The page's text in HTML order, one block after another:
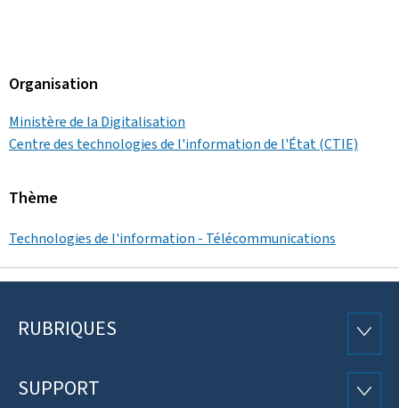
Organisation
Ministère de la Digitalisation
Centre des technologies de l'information de l'État (CTIE)
Thème
Technologies de l'information - Télécommunications
Pied
page
RUBRIQUES
SUPPORT